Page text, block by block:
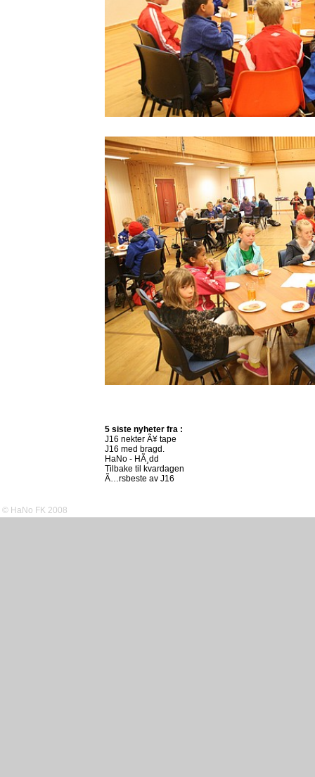
5 siste nyheter fra :
J16 nekter Ã¥ tape
J16 med bragd.
HaNo - HÃ¸dd
Tilbake til kvardagen
Ã…rsbeste av J16
© HaNo FK 2008